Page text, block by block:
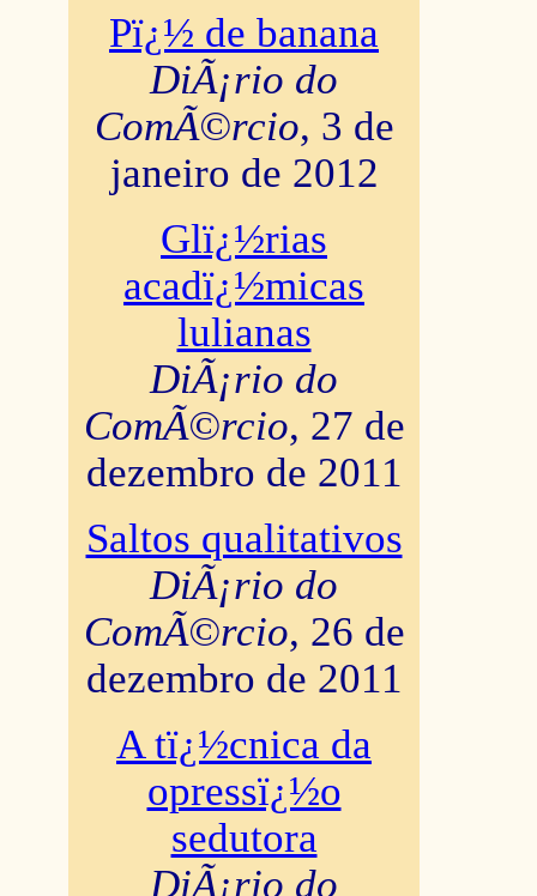
Pï¿½ de banana
DiÃ¡rio do
ComÃ©rcio, 3 de
janeiro de 2012
Glï¿½rias
acadï¿½micas
lulianas
DiÃ¡rio do
ComÃ©rcio, 27 de
dezembro de 2011
Saltos qualitativos
DiÃ¡rio do
ComÃ©rcio, 26 de
dezembro de 2011
A tï¿½cnica da
opressï¿½o
sedutora
DiÃ¡rio do